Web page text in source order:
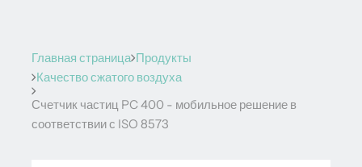
Главная страница Продукты
Качество сжатого воздуха
Счетчик частиц PC 400 - мобильное решение в
соответствии с ISO 8573